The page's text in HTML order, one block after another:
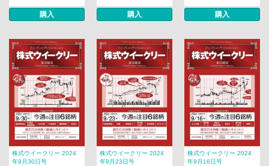
購入 購入 購入
株式ウイークリー 2024
年9月30日号
株式ウイークリー 2024
年9月23日号
株式ウイークリー 2024
年9月16日号